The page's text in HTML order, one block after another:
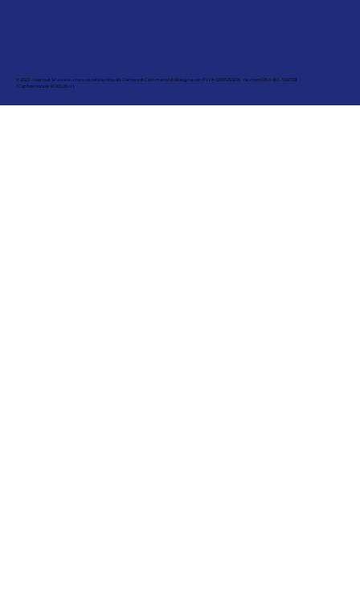
© 2023 - Leanbet Srl a socio unico, società iscritta alla Camera di Commercio di Bologna con P.IVA 03931251205 - Numero REA BO - 556759
(Capitale sociale 18.000,00 i.v.)